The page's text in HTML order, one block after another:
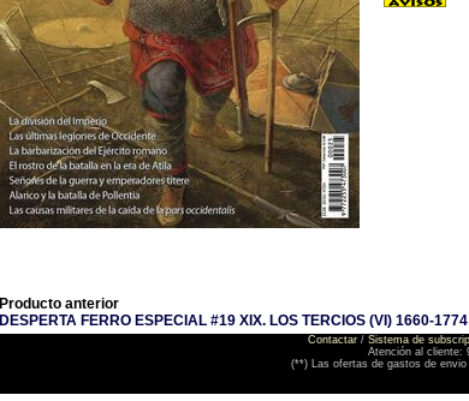
Producto anterior
DESPERTA FERRO ESPECIAL #19 XIX. LOS TERCIOS (VI) 1660-1774
Contactar / Sistema de
Atención al cliente:
(**) Las ofertas de gastos de